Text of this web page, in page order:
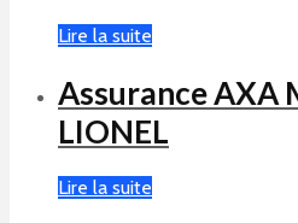
Lire la suite
Assurance AXA
LIONEL
Lire la suite